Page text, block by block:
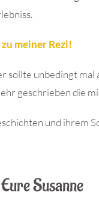
meiner Rezi!
sollte unbedingt mal
geschrieben die
und ihrem
Susanne